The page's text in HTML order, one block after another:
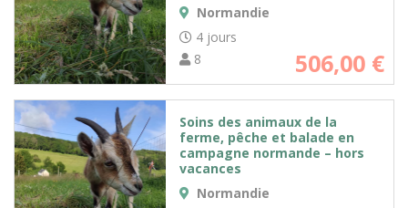
Normandie
4 jours
8
506,00 €
Soins des animaux de la
ferme, pêche et balade en
campagne normande – hors
vacances
Normandie